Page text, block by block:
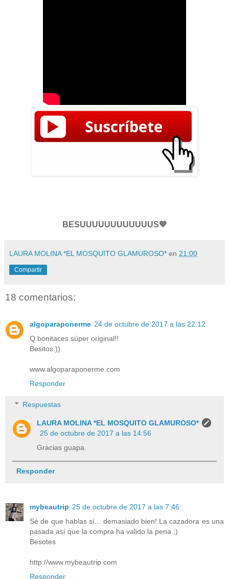
BESUUUUUUUUUUUUS💙
LAURA MOLINA *EL MOSQUITO GLAMUROSO* en 21:00
Compartir
18 comentarios:
algoparaponerme 24 de octubre de 2017 a las 22:12
Q bonitaces súper original!!
Besitos:))
www.algoparaponerme.com
Responder
Respuestas
LAURA MOLINA *EL MOSQUITO GLAMUROSO*
25 de octubre de 2017 a las 14:56
Gracias guapa.
Responder
mybeautrip 25 de octubre de 2017 a las 7:46
Sé de que hablas sí... demasiado bien! La cazadora es una
pasada así que la compra ha valido la pena ;)
Besotes
http://www.mybeautrip.com
Responder